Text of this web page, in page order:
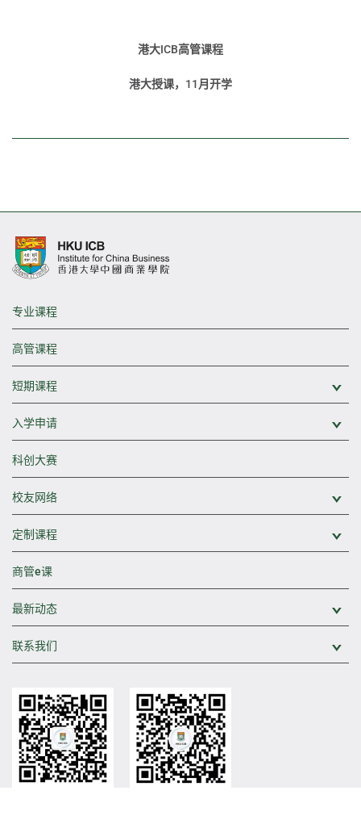
港大ICB高管课程
港大授课，11月开学
专业课程
高管课程
短期课程
入学申请
科创大赛
校友网络
定制课程
商管e课
最新动态
联系我们